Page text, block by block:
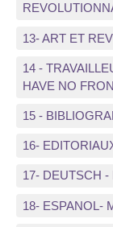
13- ART ET
14 -
HAVE NO
15 -
16-
17- DEUTSCH
18- ESPANOL-